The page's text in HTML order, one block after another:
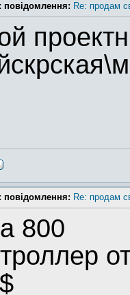
повідомлення: Re: продам
повідомлення: Re: продам
800